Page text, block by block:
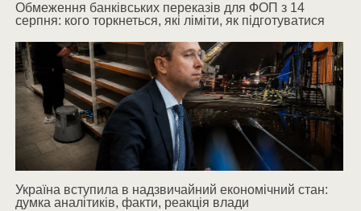
Обмеження банківських переказів для ФОП з 14
серпня: кого торкнеться, які ліміти, як підготуватися
Україна вступила в надзвичайний економічний стан:
думка аналітиків, факти, реакція влади